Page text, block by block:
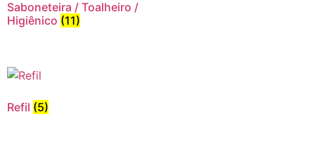
Saboneteira / Toalheiro /
Higiênico (11)
Refil (5)